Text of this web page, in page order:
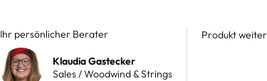
Ihr persönlicher Berater
Klaudia Gastecker
Sales / Woodwind & Strings
Produkt